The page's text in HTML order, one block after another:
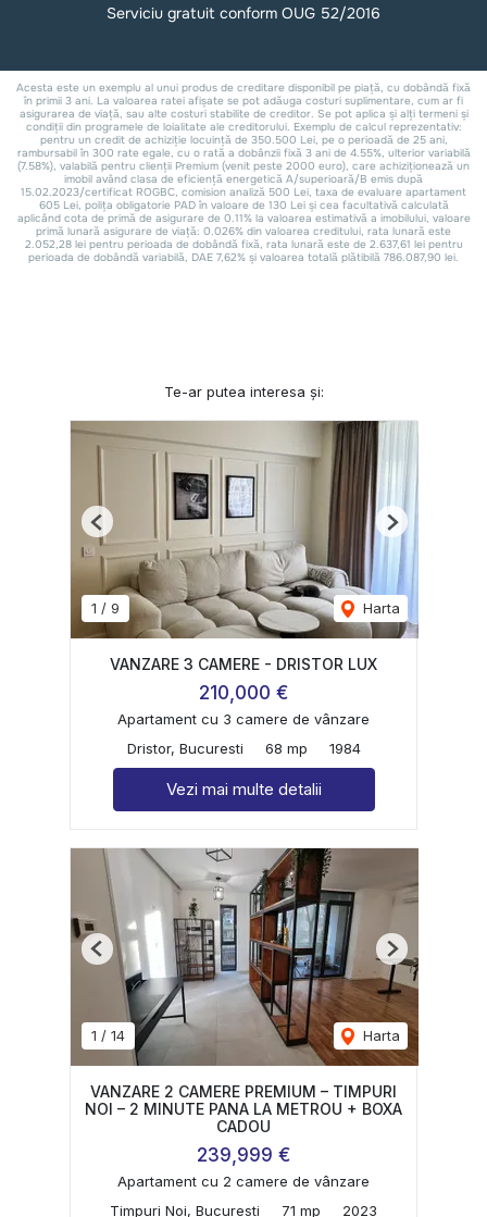
Te-ar putea interesa și:
1 / 9 Harta
Previous Next
VANZARE 3 CAMERE - DRISTOR LUX
210,000 €
Apartament cu 3 camere de vânzare
Dristor, Bucuresti
68 mp 1984
Vezi mai multe detalii
1 / 14 Harta
Previous Next
VANZARE 2 CAMERE PREMIUM – TIMPURI
NOI – 2 MINUTE PANA LA METROU + BOXA
CADOU
239,999 €
Apartament cu 2 camere de vânzare
Timpuri Noi, Bucuresti
71 mp 2023